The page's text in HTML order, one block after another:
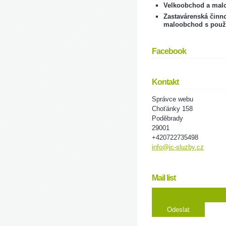
Velkoobchod a
Zastavárenská
maloobchod s
Facebook
Kontakt
Správce webu
Choťánky 158
Poděbrady
29001
+420722735498
info@jc-sluzby.cz
Mail list